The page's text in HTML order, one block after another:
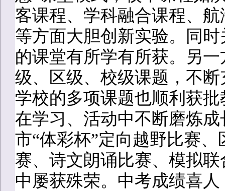
客课程、学科融合课程、
等方面大胆创新实验。同
的课堂有所学有所获。另
级、区级、校级课题，不
学校的多项课题也顺利获
在学习、活动中不断磨炼
市“体彩杯”定向越野比赛
赛、诗文朗诵比赛、模拟
中屡获殊荣。中考成绩喜